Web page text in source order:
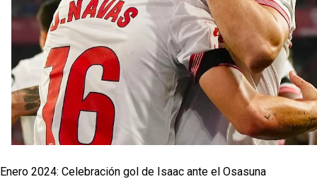
Enero 2024: Celebración gol de Isaac ante el Osasuna